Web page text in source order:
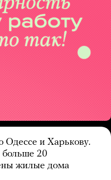
Одессе и Харькову.
больше 20
жилые дома